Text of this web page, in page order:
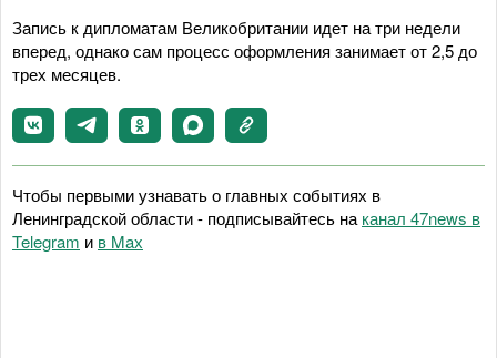
Запись к дипломатам Великобритании идет на три недели
вперед, однако сам процесс оформления занимает от 2,5 до
трех месяцев.
Чтобы первыми узнавать о главных событиях в
Ленинградской области - подписывайтесь на канал 47news в
Telegram и в Maх